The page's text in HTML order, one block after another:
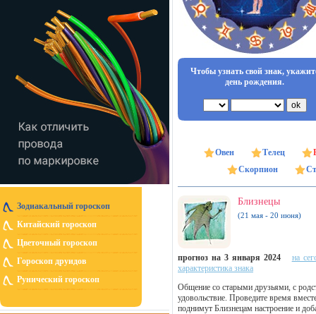
Зодиакальный гороскоп
Китайский гороскоп
Цветочный гороскоп
Гороскоп друидов
Рунический гороскоп
Чтобы узнать свой знак,
день рождения.
Овен Телец
Скорпион
Близнецы
(21 мая - 20 июня)
прогноз на 3 января 2024
на
характеристика знака
Общение со старыми друзьями, с
удовольствие. Проведите время
поднимут Близнецам настроение и